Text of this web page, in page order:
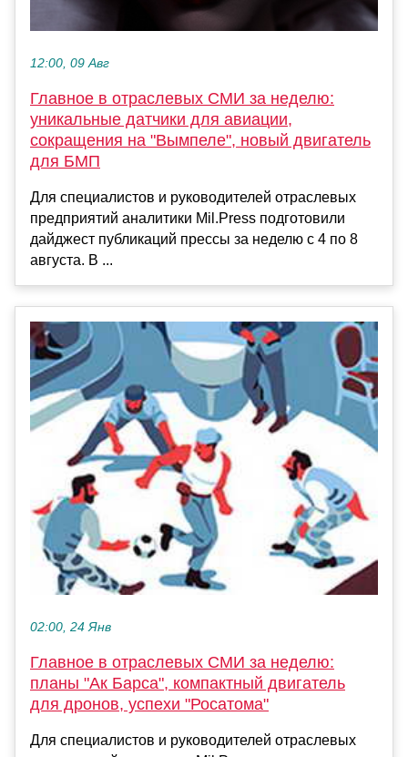
12:00, 09 Авг
Главное в отраслевых СМИ за неделю:
уникальные датчики для авиации,
сокращения на "Вымпеле", новый двигатель
для БМП
Для специалистов и руководителей отраслевых
предприятий аналитики Mil.Press подготовили
дайджест публикаций прессы за неделю с 4 по 8
августа. В ...
02:00, 24 Янв
Главное в отраслевых СМИ за неделю:
планы "Ак Барса", компактный двигатель
для дронов, успехи "Росатома"
Для специалистов и руководителей отраслевых